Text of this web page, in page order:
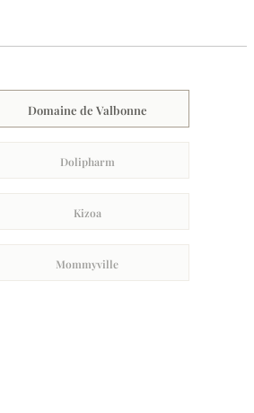
Domaine de Valbonne
Dolipharm
Kizoa
Mommyville